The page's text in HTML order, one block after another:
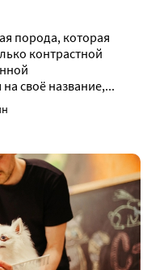
порода, которая
контрастной
своё название,...